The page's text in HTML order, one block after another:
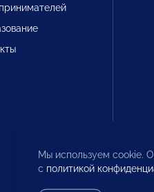
Мы используем cookie.
с политикой